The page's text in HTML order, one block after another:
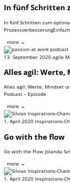
In fünf Schritten
In fünf Schritten zum
more →
13. September 2020 agile
Alles agil: Werte,
Alles agil: Werte, Mindset
Podcast – Episode
more →
1. April 2020 Inspirations-
Go with the flow
Go with the Flow Jolanda
more →
1. April 2020 Inspirations-